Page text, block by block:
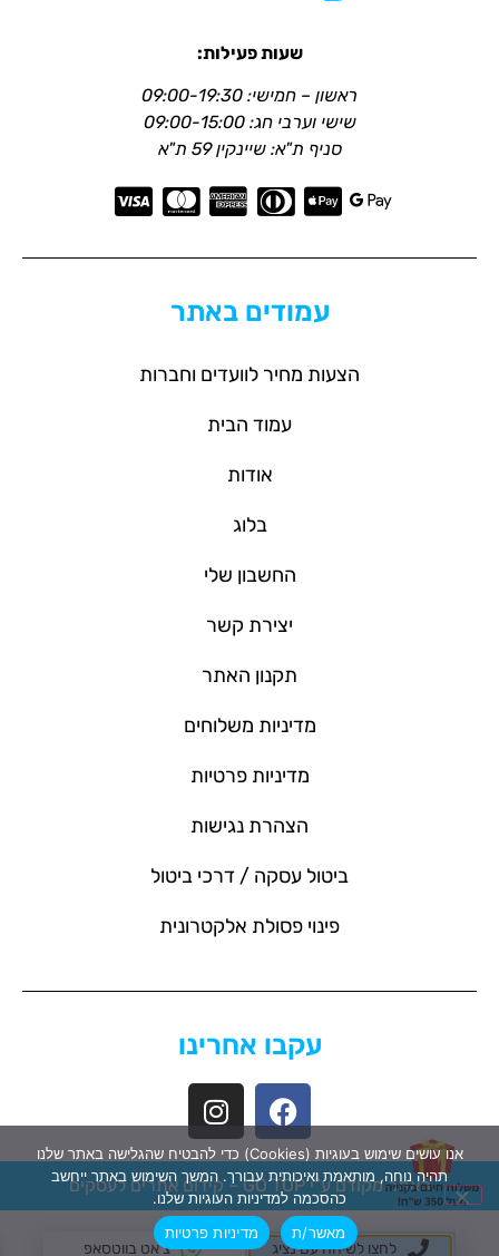
שעות פעילות:
ראשון – חמישי: 09:00-19:30
שישי וערבי חג: 09:00-15:00
סניף ת"א: שיינקין 59 ת"א
עמודים באתר
הצעות מחיר לוועדים וחברות
עמוד הבית
אודות
בלוג
החשבון שלי
יצירת קשר
תקנון האתר
מדיניות משלוחים
מדיניות פרטיות
הצהרת נגישות
ביטול עסקה / דרכי ביטול
פינוי פסולת אלקטרונית
עקבו אחרינו
האתר מקודם ע"י GO TOP – קידום אתרים לעסקים
אנו עושים שימוש בעוגיות (Cookies) כדי להבטיח שהגלישה באתר שלנו
תהיה נוחה, מותאמת ואיכותית עבורך. המשך השימוש באתר ייחשב
כהסכמה למדיניות העוגיות שלנו.
מאשר/ת
מדיניות פרטיות
לחצו לשיחה עם נציג צ'אט בווטסאפ